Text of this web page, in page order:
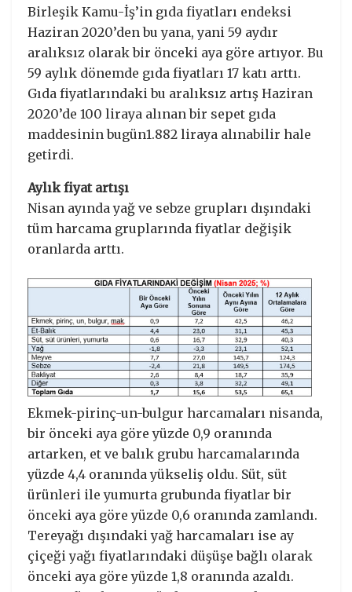
Birleşik Kamu-İş’in gıda fiyatları endeksi
Haziran 2020’den bu yana, yani 59 aydır
aralıksız olarak bir önceki aya göre artıyor. Bu
59 aylık dönemde gıda fiyatları 17 katı arttı.
Gıda fiyatlarındaki bu aralıksız artış Haziran
2020’de 100 liraya alınan bir sepet gıda
maddesinin bugün1.882 liraya alınabilir hale
getirdi.
Aylık fiyat artışı
Nisan ayında yağ ve sebze grupları dışındaki
tüm harcama gruplarında fiyatlar değişik
oranlarda arttı.
Ekmek-pirinç-un-bulgur harcamaları nisanda,
bir önceki aya göre yüzde 0,9 oranında
artarken, et ve balık grubu harcamalarında
yüzde 4,4 oranında yükseliş oldu. Süt, süt
ürünleri ile yumurta grubunda fiyatlar bir
önceki aya göre yüzde 0,6 oranında zamlandı.
Tereyağı dışındaki yağ harcamaları ise ay
çiçeği yağı fiyatlarındaki düşüşe bağlı olarak
önceki aya göre yüzde 1,8 oranında azaldı.